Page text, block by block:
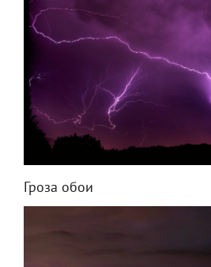
Гроза обои